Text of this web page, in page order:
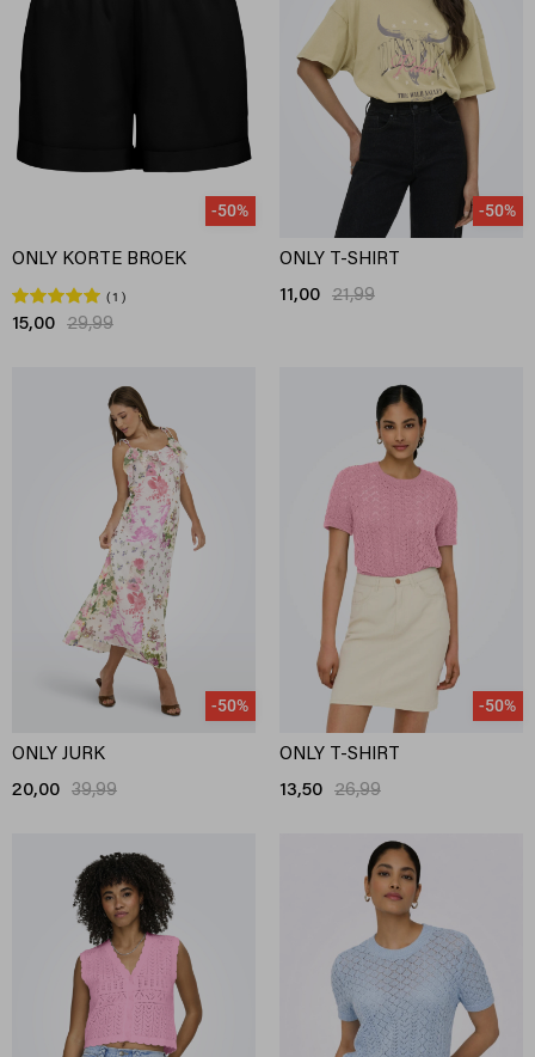
-50%
ONLY KORTE BROEK
1
15,00 29,99
-50%
ONLY T-SHIRT
11,00 21,99
-50%
ONLY JURK
20,00 39,99
-50%
ONLY T-SHIRT
13,50 26,99